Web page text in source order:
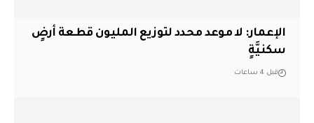
الإعمار: لا موعد محدد لتوزيع المليون قطعة أرضٍ
سكنيَّةٍ
قبل 4 ساعات